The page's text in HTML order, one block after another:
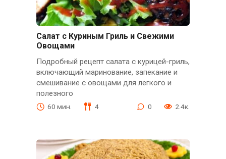
Салат с Куриным Гриль и Свежими
Овощами
Подробный рецепт салата с курицей-гриль,
включающий маринование, запекание и
смешивание с овощами для легкого и
полезного
60 мин. 4 0 2.4к.